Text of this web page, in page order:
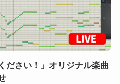
ださい！」オリジナル楽曲